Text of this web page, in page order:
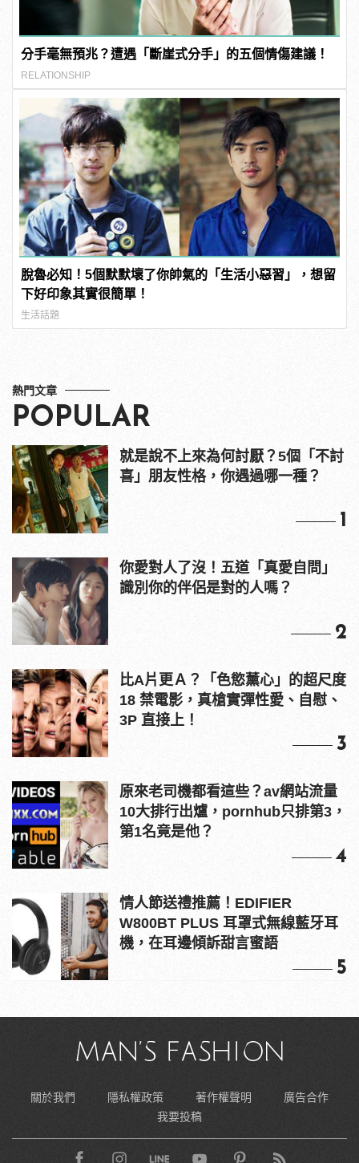
分手毫無預兆？遭遇「斷崖式分手」的五個情傷建議！
RELATIONSHIP
脫魯必知！5個默默壞了你帥氣的「生活小惡習」，想留
下好印象其實很簡單！
生活話題
熱門文章
POPULAR
就是說不上來為何討厭？5個「不討
喜」朋友性格，你遇過哪一種？
1
你愛對人了沒！五道「真愛自問」
識別你的伴侶是對的人嗎？
2
比A片更Ａ？「色慾薰心」的超尺度
18 禁電影，真槍實彈性愛、自慰、
3P 直接上！
3
原來老司機都看這些？av網站流量
10大排行出爐，pornhub只排第3，
第1名竟是他？
4
情人節送禮推薦！EDIFIER
W800BT PLUS 耳罩式無線藍牙耳
機，在耳邊傾訴甜言蜜語
5
關於我們 隱私權政策 著作權聲明
廣告合作
我要投稿